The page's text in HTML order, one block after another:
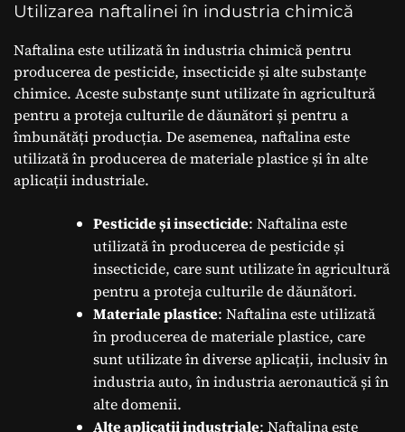
Utilizarea naftalinei în industria chimică
Naftalina este utilizată în industria chimică pentru
producerea de pesticide, insecticide și alte substanțe
chimice. Aceste substanțe sunt utilizate în agricultură
pentru a proteja culturile de dăunători și pentru a
îmbunătăți producția. De asemenea, naftalina este
utilizată în producerea de materiale plastice și în alte
aplicații industriale.
Pesticide și insecticide: Naftalina este
utilizată în producerea de pesticide și
insecticide, care sunt utilizate în agricultură
pentru a proteja culturile de dăunători.
Materiale plastice: Naftalina este utilizată
în producerea de materiale plastice, care
sunt utilizate în diverse aplicații, inclusiv în
industria auto, în industria aeronautică și în
alte domenii.
Alte aplicații industriale: Naftalina este